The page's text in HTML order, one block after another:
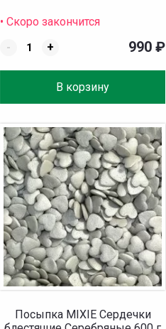
• Скоро закончится
-
+
В корзину
990₽
Посыпка MIXIE Сердечки